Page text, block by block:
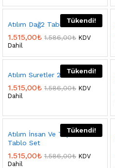
Tükendi!
Atılım Dağ2 Tablo Set
1.515,00₺ 1.586,00₺ KDV
Dahil
Tükendi!
Atılım Suretler 2 Tablo Set
1.515,00₺ 1.586,00₺ KDV
Dahil
Tükendi!
Atılım İnsan Ve Toplum 3
Tablo Set
1.515,00₺ 1.586,00₺ KDV
Dahil